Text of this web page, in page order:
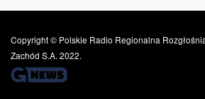
Copyright © Polskie Radio Regionalna
Zachód S.A. 2022.